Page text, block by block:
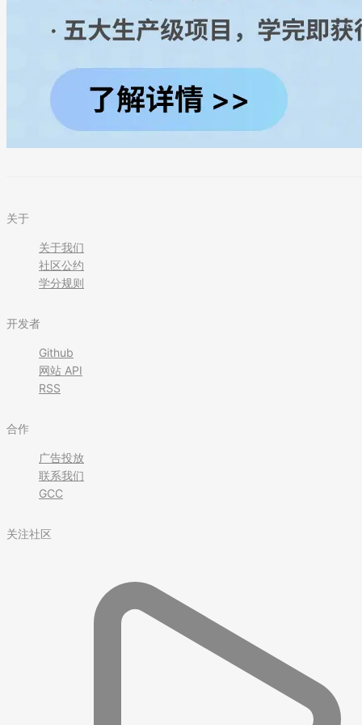
关于
关于我们
社区公约
学分规则
开发者
Github
网站 API
RSS
合作
广告投放
联系我们
GCC
关注社区